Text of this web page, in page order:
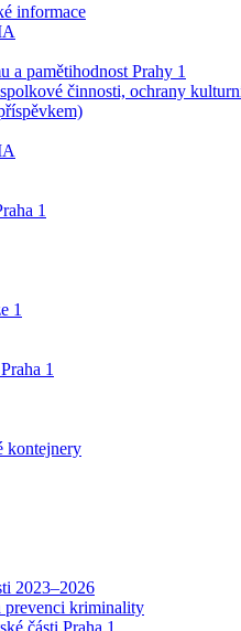
informace
a pamětihodnost Prahy 1
činnosti, ochrany
1
1
1
kontejnery
2023–2026
prevenci kriminality